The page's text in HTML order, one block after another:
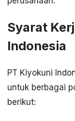
Syarat
Indonesia
PT Kiyokuni
untuk berbagai
berikut: